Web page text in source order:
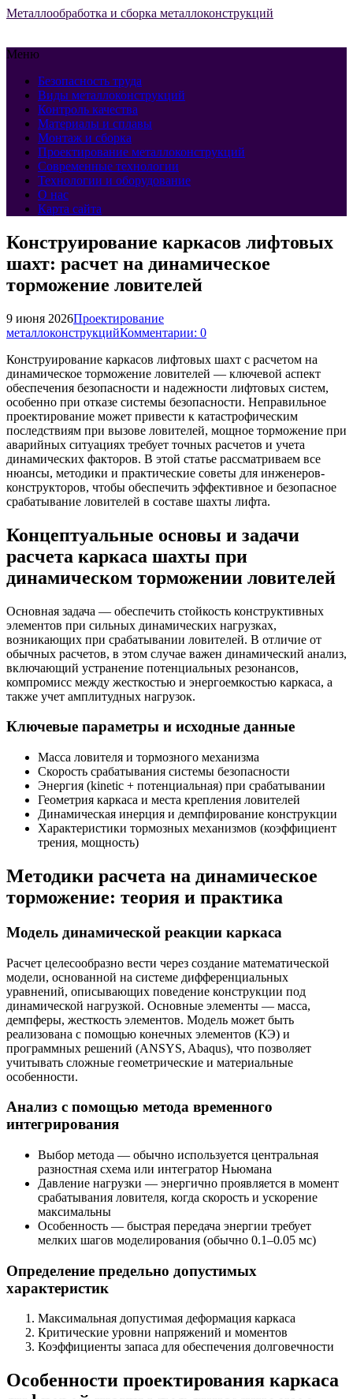
Металлообработка и сборка металлоконструкций
Меню
Безопасность труда
Виды металлоконструкций
Контроль качества
Материалы и сплавы
Монтаж и сборка
Проектирование металлоконструкций
Современные технологии
Технологии и оборудование
О нас
Карта сайта
Конструирование каркасов лифтовых
шахт: расчет на динамическое
торможение ловителей
9 июня 2026Проектирование
металлоконструкцийКомментарии: 0
Конструирование каркасов лифтовых шахт с расчетом на
динамическое торможение ловителей — ключевой аспект
обеспечения безопасности и надежности лифтовых систем,
особенно при отказе системы безопасности. Неправильное
проектирование может привести к катастрофическим
последствиям при вызове ловителей, мощное торможение при
аварийных ситуациях требует точных расчетов и учета
динамических факторов. В этой статье рассматриваем все
нюансы, методики и практические советы для инженеров-
конструкторов, чтобы обеспечить эффективное и безопасное
срабатывание ловителей в составе шахты лифта.
Концептуальные основы и задачи
расчета каркаса шахты при
динамическом торможении ловителей
Основная задача — обеспечить стойкость конструктивных
элементов при сильных динамических нагрузках,
возникающих при срабатывании ловителей. В отличие от
обычных расчетов, в этом случае важен динамический анализ,
включающий устранение потенциальных резонансов,
компромисс между жесткостью и энергоемкостью каркаса, а
также учет амплитудных нагрузок.
Ключевые параметры и исходные данные
Масса ловителя и тормозного механизма
Скорость срабатывания системы безопасности
Энергия (kinetic + потенциальная) при срабатывании
Геометрия каркаса и места крепления ловителей
Динамическая инерция и демпфирование конструкции
Характеристики тормозных механизмов (коэффициент
трения, мощность)
Методики расчета на динамическое
торможение: теория и практика
Модель динамической реакции каркаса
Расчет целесообразно вести через создание математической
модели, основанной на системе дифференциальных
уравнений, описывающих поведение конструкции под
динамической нагрузкой. Основные элементы — масса,
демпферы, жесткость элементов. Модель может быть
реализована с помощью конечных элементов (КЭ) и
программных решений (ANSYS, Abaqus), что позволяет
учитывать сложные геометрические и материальные
особенности.
Анализ с помощью метода временного
интегрирования
Выбор метода — обычно используется центральная
разностная схема или интегратор Ньюмана
Давление нагрузки — энергично проявляется в момент
срабатывания ловителя, когда скорость и ускорение
максимальны
Особенность — быстрая передача энергии требует
мелких шагов моделирования (обычно 0.1–0.05 мс)
Определение предельно допустимых
характеристик
Максимальная допустимая деформация каркаса
Критические уровни напряжений и моментов
Коэффициенты запаса для обеспечения долговечности
Особенности проектирования каркаса